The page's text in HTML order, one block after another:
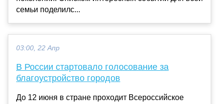
семьи поделилс...
03:00, 22 Апр
В России стартовало голосование за
благоустройство городов
До 12 июня в стране проходит Всероссийское